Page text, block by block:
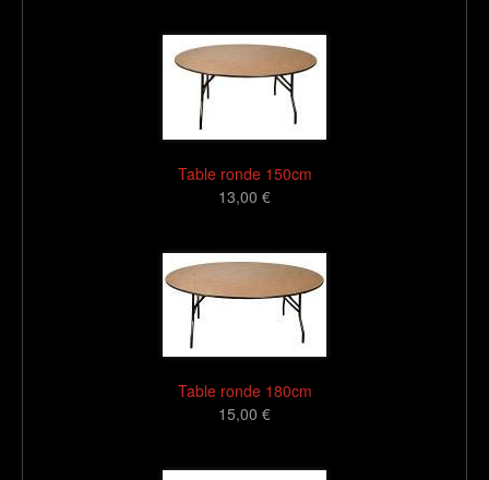
Table ronde 150cm
13,00 €
Table ronde 180cm
15,00 €